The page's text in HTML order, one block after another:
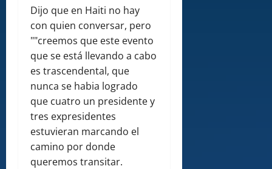
Dijo que en Haiti no hay
con quien conversar, pero
""creemos que este evento
que se está llevando a cabo
es trascendental, que
nunca se habia logrado
que cuatro un presidente y
tres expresidentes
estuvieran marcando el
camino por donde
queremos transitar.